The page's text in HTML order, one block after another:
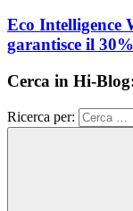
Eco Intelligence
garantisce il
Cerca in Hi-
Ricerca per: